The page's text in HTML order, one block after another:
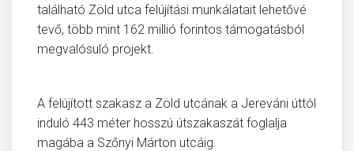
található Zöld utca felújítási munkálatait lehetővé
tevő, több mint 162 millió forintos támogatásból
megvalósuló projekt.
A felújított szakasz a Zöld utcának a Jereváni úttól
induló 443 méter hosszú útszakaszát foglalja
magába a Szőnyi Márton utcáig.